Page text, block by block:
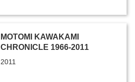
MOTOMI KAWAKAMI
CHRONICLE 1966-2011
2011